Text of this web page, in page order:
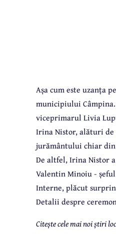
Așa cum este uzanța
municipiului
viceprimarul Livia
Irina Nistor, alături
jurământului chiar
De altfel, Irina Nistor
Valentin Minoiu -
Interne, plăcut
Detalii despre
Citește cele mai noi știri